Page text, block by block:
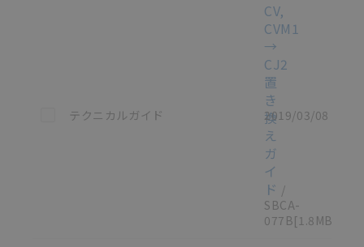
この資料を選択
テクニカルガイド
CV,
CVM1
→
CJ2
置
き
換
え
ガ
イ
ド /
SBCA-
077B[1.8MB]
2019/03/08